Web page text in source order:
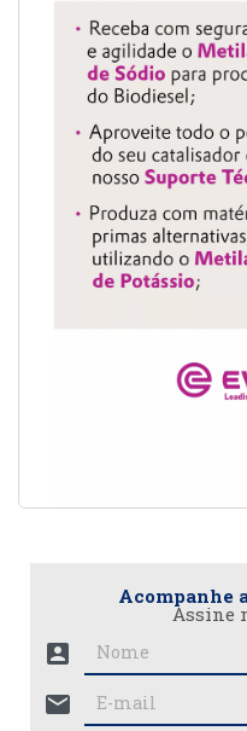
Acompanhe
Assine
account_box
mail